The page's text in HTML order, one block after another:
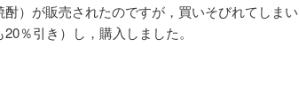
）が販売されたのですが，買いそびれてしまい
％引き）し，購入しました。